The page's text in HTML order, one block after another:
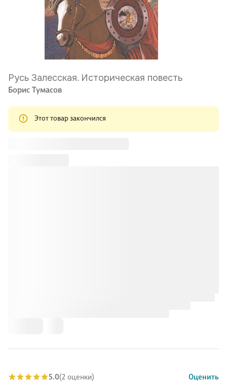
Русь Залесская. Историческая повесть
Борис Тумасов
Этот товар закончился
5.0(2 оценки)
Оценить